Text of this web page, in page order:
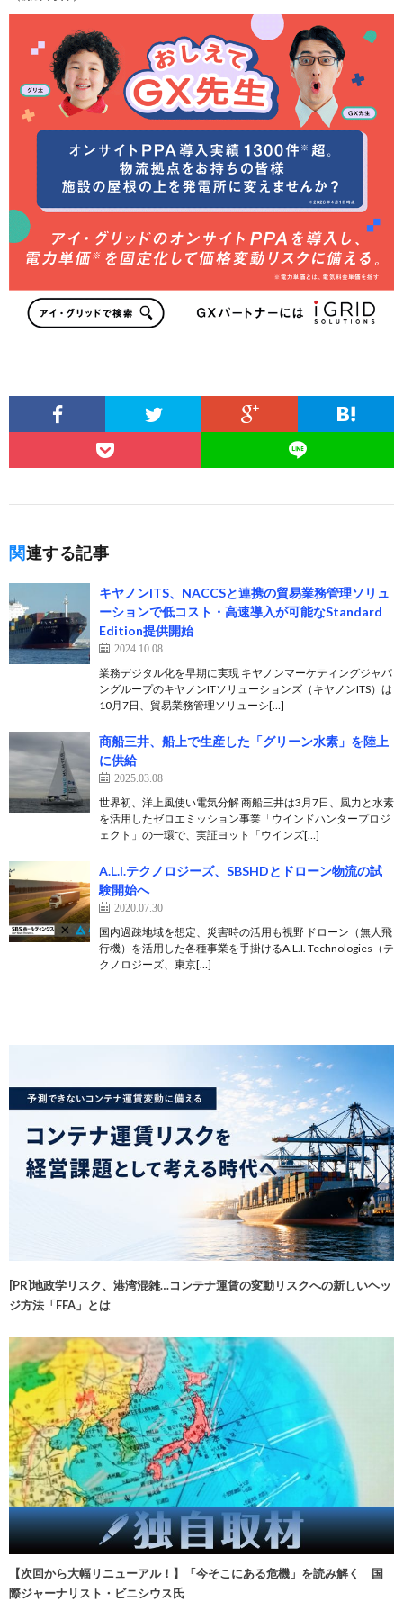
関連する記事
キヤノンITS、NACCSと連携の貿易業務管理ソリュ
ーションで低コスト・高速導入が可能なStandard
Edition提供開始
2024.10.08
業務デジタル化を早期に実現 キヤノンマーケティングジャパ
ングループのキヤノンITソリューションズ（キヤノンITS）は
10月7日、貿易業務管理ソリューシ[…]
商船三井、船上で生産した「グリーン水素」を陸上
に供給
2025.03.08
世界初、洋上風使い電気分解 商船三井は3月7日、風力と水素
を活用したゼロエミッション事業「ウインドハンタープロジ
ェクト」の一環で、実証ヨット「ウインズ[…]
A.L.I.テクノロジーズ、SBSHDとドローン物流の試
験開始へ
2020.07.30
国内過疎地域を想定、災害時の活用も視野 ドローン（無人飛
行機）を活用した各種事業を手掛けるA.L.I. Technologies（テ
クノロジーズ、東京[…]
[PR]地政学リスク、港湾混雑…コンテナ運賃の変動リスクへの新しいヘッ
ジ方法「FFA」とは
【次回から大幅リニューアル！】「今そこにある危機」を読み解く 国
際ジャーナリスト・ビニシウス氏